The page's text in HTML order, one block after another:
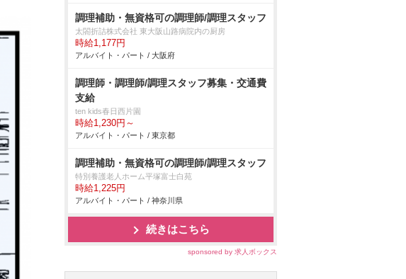
調理補助・無資格可の調理師/調理スタッフ
太閤折詰株式会社 東大阪山路病院内の厨房
時給1,177円
アルバイト・パート / 大阪府
調理師・調理師/調理スタッフ募集・交通費
支給
ten kids春日西片園
時給1,230円～
アルバイト・パート / 東京都
調理補助・無資格可の調理師/調理スタッフ
特別養護老人ホーム平塚富士白苑
時給1,225円
アルバイト・パート / 神奈川県
続きはこちら
sponsored by 求人ボックス